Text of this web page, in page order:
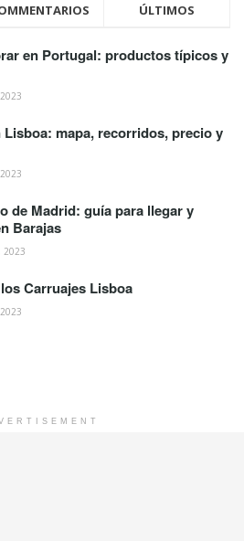
ÚLTIMOS
en Portugal: productos típicos y
Lisboa: mapa, recorridos, precio y
de Madrid: guía para llegar y
Barajas
2023
Carruajes Lisboa